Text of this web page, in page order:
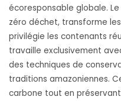
écoresponsable globale.
zéro déchet, transforme
privilégie les contenants
travaille exclusivement
des techniques de
traditions amazoniennes.
carbone tout en